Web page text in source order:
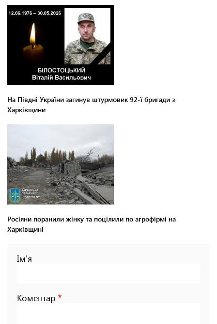
На Півдні України загинув штурмовик 92-ї бригади з
Харківщини
Росіяни поранили жінку та поцілили по агрофірмі на
Харківщині
Ім'я
Коментар